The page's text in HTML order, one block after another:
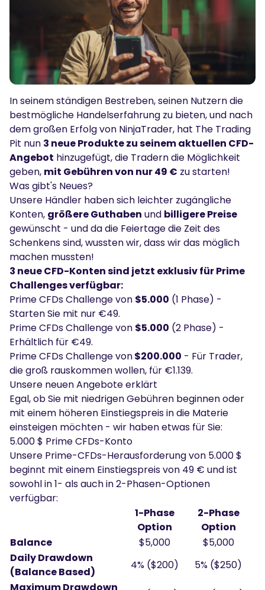
Glossar
TRADING TOOLS
Wirtschaftskalender
Marktöffnungszeiten
Einloggen Anmelden
In seinem ständigen Bestreben, seinen Nutzern die
bestmögliche Handelserfahrung zu bieten, und nach
dem großen Erfolg von NinjaTrader, hat The Trading
Pit nun 3 neue Produkte zu seinem aktuellen CFD-
Angebot hinzugefügt, die Tradern die Möglichkeit
geben, mit Gebühren von nur 49 € zu starten!
Was gibt's Neues?
Unsere Händler haben sich leichter zugängliche
Konten, größere Guthaben und billigere Preise
gewünscht - und da die Feiertage die Zeit des
Schenkens sind, wussten wir, dass wir das möglich
machen mussten!
3 neue CFD-Konten sind jetzt exklusiv für Prime
Challenges verfügbar:
Prime CFDs Challenge von $5.000 (1 Phase) -
Starten Sie mit nur €49.
Prime CFDs Challenge von $5.000 (2 Phase) -
Erhältlich für €49.
Prime CFDs Challenge von$200.000 - Für Trader,
die groß rauskommen wollen, für €1.139.
Unsere neuen Angebote erklärt
Egal, ob Sie mit niedrigen Gebühren beginnen oder
mit einem höheren Einstiegspreis in die Materie
einsteigen möchten - wir haben etwas für Sie:
5.000 $ Prime CFDs-Konto
Unsere Prime-CFDs-Herausforderung von 5.000 $
beginnt mit einem Einstiegspreis von 49 € und ist
sowohl in 1- als auch in 2-Phasen-Optionen
verfügbar:
1-Phase
Option
2-Phase
Option
Balance
$5,000
$5,000
Daily Drawdown
(Balance Based)
4% ($200)
5% ($250)
Maximum Drawdown